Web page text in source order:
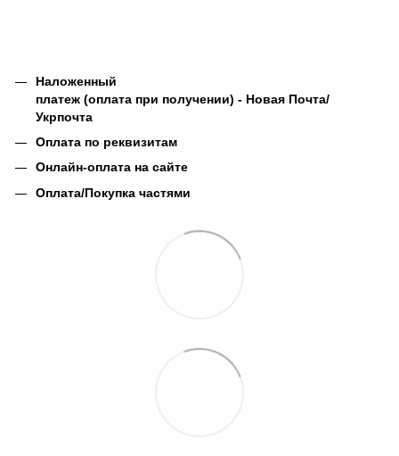
Наложенный
платеж (оплата при получении) - Новая Почта/
Укрпочта
Оплата по реквизитам
Онлайн-оплата на сайте
Оплата/Покупка частями